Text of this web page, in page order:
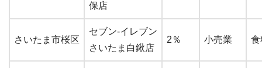
保店
さいたま市桜区
セブン-イレブン
さいたま白鍬店
2％ 小売業 食